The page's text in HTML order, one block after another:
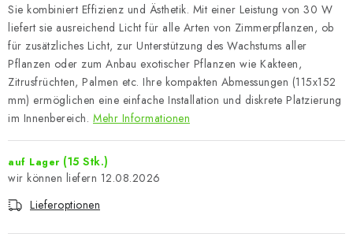
Sie kombiniert Effizienz und Ästhetik. Mit einer Leistung von 30 W
liefert sie ausreichend Licht für alle Arten von Zimmerpflanzen, ob
für zusätzliches Licht, zur Unterstützung des Wachstums aller
Pflanzen oder zum Anbau exotischer Pflanzen wie Kakteen,
Zitrusfrüchten, Palmen etc. Ihre kompakten Abmessungen (115x152
mm) ermöglichen eine einfache Installation und diskrete Platzierung
im Innenbereich. Mehr Informationen
auf Lager (15 Stk.)
12.08.2026
Lieferoptionen